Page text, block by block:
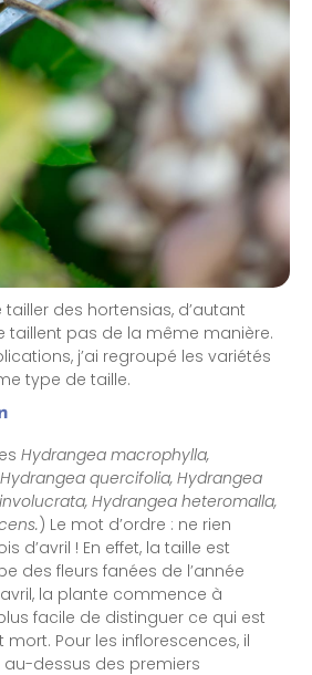
tailler des hortensias, d’autant
taillent pas de la même manière.
j’ai regroupé les variétés
type de taille.
Hydrangea macrophylla,
quercifolia, Hydrangea
Hydrangea heteromalla,
) Le mot d’ordre : ne rien
d’avril ! En effet, la taille est
des fleurs fanées de l’année
la plante commence à
facile de distinguer ce qui est
Pour les inflorescences, il
au-dessus des premiers